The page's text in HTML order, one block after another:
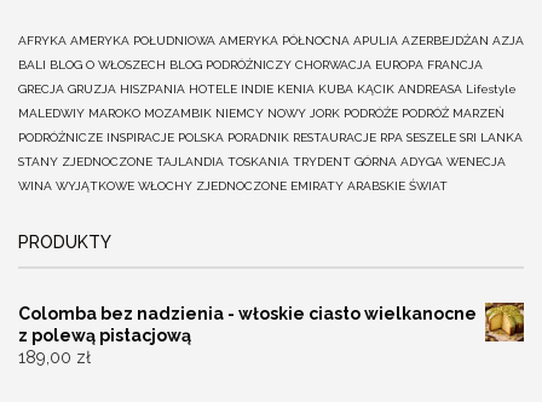
AFRYKA AMERYKA POŁUDNIOWA AMERYKA PÓŁNOCNA APULIA AZERBEJDŻAN AZJA
BALI BLOG O WŁOSZECH BLOG PODRÓŻNICZY CHORWACJA EUROPA FRANCJA
GRECJA GRUZJA HISZPANIA HOTELE INDIE KENIA KUBA KĄCIK ANDREASA Lifestyle
MALEDWIY MAROKO MOZAMBIK NIEMCY NOWY JORK PODRÓŻE PODRÓŻ MARZEŃ
PODRÓŻNICZE INSPIRACJE POLSKA PORADNIK RESTAURACJE RPA SESZELE SRI LANKA
STANY ZJEDNOCZONE TAJLANDIA TOSKANIA TRYDENT GÓRNA ADYGA WENECJA
WINA WYJĄTKOWE WŁOCHY ZJEDNOCZONE EMIRATY ARABSKIE ŚWIAT
PRODUKTY
Colomba bez nadzienia - włoskie ciasto wielkanocne
z polewą pistacjową
189,00 zł